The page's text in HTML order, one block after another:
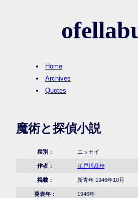
Home
Archives
Quotes
魔術と探偵小説
種別： エッセイ
作者： 江戸川乱歩
掲載： 新青年 1946年10月
発表年： 1946年